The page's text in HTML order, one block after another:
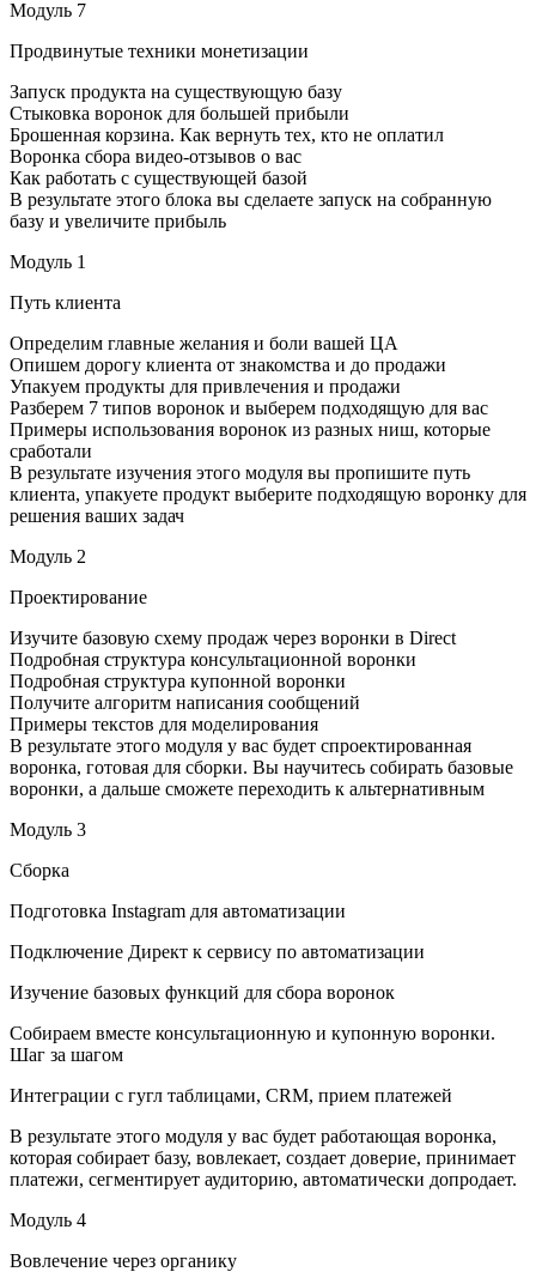
Модуль 7
Продвинутые техники монетизации
Запуск продукта на существующую базу
Стыковка воронок для большей прибыли
Брошенная корзина. Как вернуть тех, кто не оплатил
Воронка сбора видео-отзывов о вас
Как работать с существующей базой
В результате этого блока вы сделаете запуск на собранную
базу и увеличите прибыль
Модуль 1
Путь клиента
Определим главные желания и боли вашей ЦА
Опишем дорогу клиента от знакомства и до продажи
Упакуем продукты для привлечения и продажи
Разберем 7 типов воронок и выберем подходящую для вас
Примеры использования воронок из разных ниш, которые
сработали
В результате изучения этого модуля вы пропишите путь
клиента, упакуете продукт выберите подходящую воронку для
решения ваших задач
Модуль 2
Проектирование
Изучите базовую схему продаж через воронки в Direct
Подробная структура консультационной воронки
Подробная структура купонной воронки
Получите алгоритм написания сообщений
Примеры текстов для моделирования
В результате этого модуля у вас будет спроектированная
воронка, готовая для сборки. Вы научитесь собирать базовые
воронки, а дальше сможете переходить к альтернативным
Модуль 3
Сборка
Подготовка Instagram для автоматизации
Подключение Директ к сервису по автоматизации
Изучение базовых функций для сбора воронок
Собираем вместе консультационную и купонную воронки.
Шаг за шагом
Интеграции с гугл таблицами, CRM, прием платежей
В результате этого модуля у вас будет работающая воронка,
которая собирает базу, вовлекает, создает доверие, принимает
платежи, сегментирует аудиторию, автоматически допродает.
Модуль 4
Вовлечение через органику